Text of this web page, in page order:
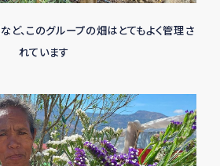
ど、このグループの畑はとてもよく管理さ
れています